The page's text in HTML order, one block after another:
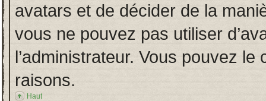
avatars et de décider de la
vous ne pouvez pas utiliser
l’administrateur. Vous pouvez
raisons.
Haut